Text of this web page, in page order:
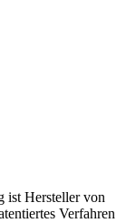
Hersteller von
Verfahren